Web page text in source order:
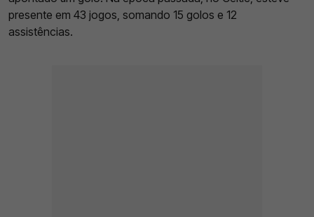
presente em 43 jogos, somando 15 golos e 12
assistências.